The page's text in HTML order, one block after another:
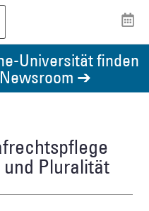
Universität finden
➔
Pluralität